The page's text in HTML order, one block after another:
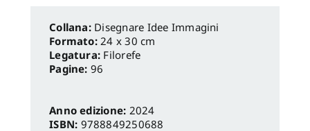
Disegnare Idee Immagini
Formato: 24 x 30 cm
Legatura: Filorefe
Pagine: 96
Anno edizione: 2024
ISBN: 9788849250688